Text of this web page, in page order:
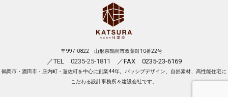
〒997-0822 山形県鶴岡市双葉町10番22号
／TEL 0235-25-1811 ／FAX 0235-23-6169
鶴岡市・酒田市・庄内町・遊佐町を中心に創業44年。パッシブデザイン、自然素材、高性能住宅に
こだわる設計事務所＆建設会社です。